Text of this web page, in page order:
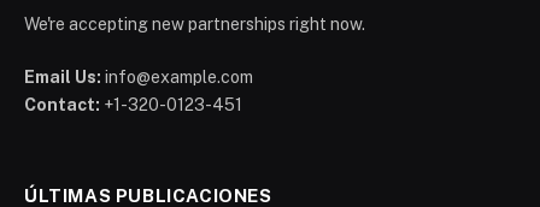
We're accepting new partnerships right now.
Email Us: info@example.com
Contact: +1-320-0123-451
ÚLTIMAS PUBLICACIONES